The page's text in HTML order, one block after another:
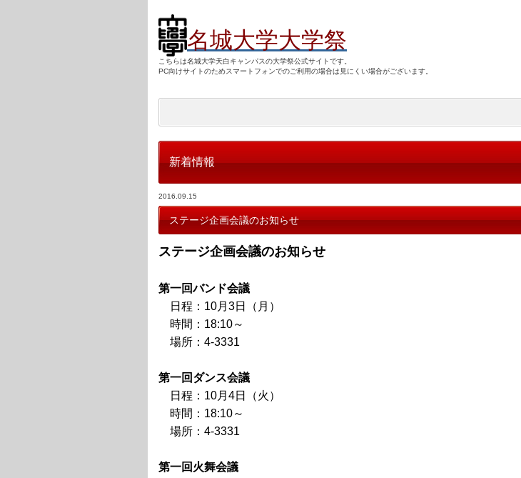
名城大学大学祭
こちらは名城大学天白キャンパスの大学祭公式サイトです。
PC向けサイトのためスマートフォンでのご利用の場合は見にくい場合がございます。
新着情報
2016.09.15
ステージ企画会議のお知らせ
ステージ企画会議のお知らせ
第一回バンド会議
日程：10月3日（月）
時間：18:10～
場所：4-3331
第一回ダンス会議
日程：10月4日（火）
時間：18:10～
場所：4-3331
第一回火舞会議